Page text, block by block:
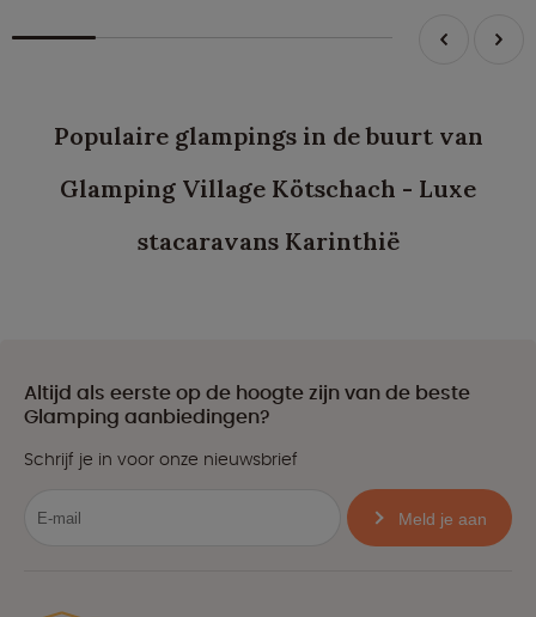
Populaire glampings in de buurt van
Glamping Village Kötschach - Luxe
stacaravans Karinthië
Altijd als eerste op de hoogte zijn van de beste
Glamping aanbiedingen?
Schrijf je in voor onze nieuwsbrief
Meld je aan